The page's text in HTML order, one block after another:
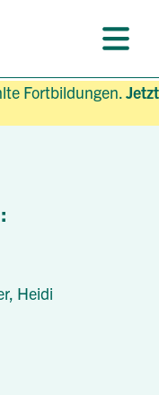
Fortbildungen.Jetzt
Heidi